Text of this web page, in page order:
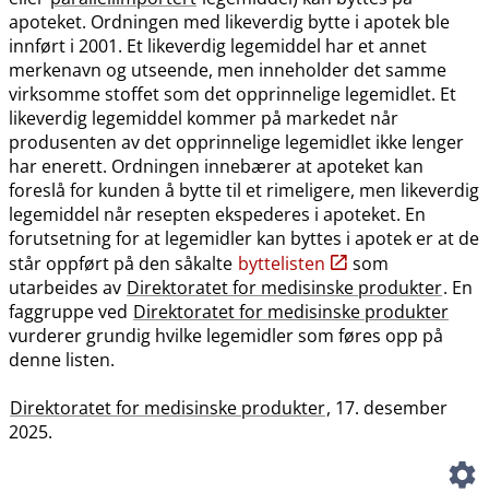
apoteket. Ordningen med likeverdig bytte i apotek ble
innført i 2001. Et likeverdig legemiddel har et annet
merkenavn og utseende, men inneholder det samme
virksomme stoffet som det opprinnelige legemidlet. Et
likeverdig legemiddel kommer på markedet når
produsenten av det opprinnelige legemidlet ikke lenger
har enerett. Ordningen innebærer at apoteket kan
foreslå for kunden å bytte til et rimeligere, men likeverdig
legemiddel når resepten ekspederes i apoteket. En
forutsetning for at legemidler kan byttes i apotek er at de
står oppført på den såkalte byttelisten
som
utarbeides av Direktoratet for medisinske produkter. En
faggruppe ved Direktoratet for medisinske produkter
vurderer grundig hvilke legemidler som føres opp på
denne listen.
Direktoratet for medisinske produkter, 17. desember
2025.